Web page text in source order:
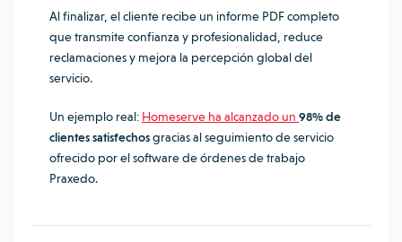
Al finalizar, el cliente recibe un informe PDF completo
que transmite confianza y profesionalidad, reduce
reclamaciones y mejora la percepción global del
servicio.
Un ejemplo real: Homeserve ha alcanzado un 98% de
clientes satisfechosgracias al seguimiento de servicio
ofrecido por el software de órdenes de trabajo
Praxedo.